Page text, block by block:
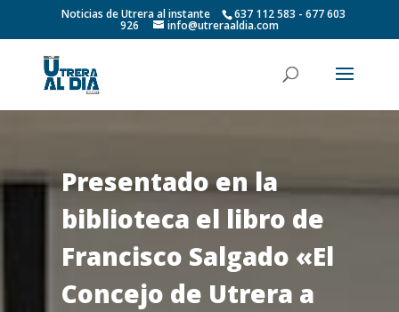
Noticias de Utrera al instante 637 112 583 - 677 603
926 info@utreraaldia.com
Presentado en la
biblioteca el libro de
Francisco Salgado «El
Concejo de Utrera a